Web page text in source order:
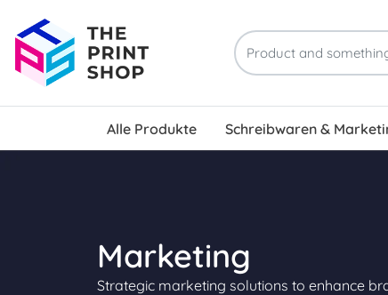
Alle Produkte Schreibwaren &
Marketing
Strategic marketing solutions to enhance